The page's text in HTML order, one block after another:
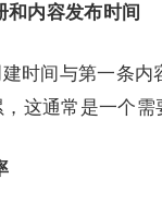
内容发布时间
时间与第一条
这通常是一个需